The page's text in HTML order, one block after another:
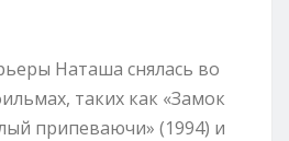
Наташа снялась во
таких как «Замок
припеваючи» (1994) и